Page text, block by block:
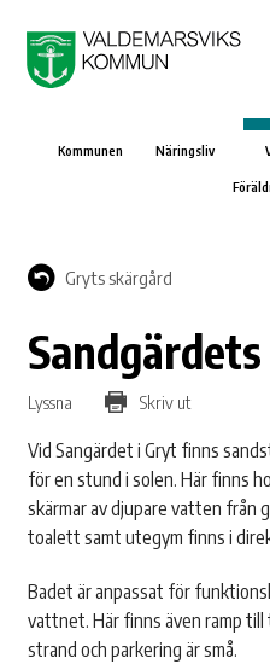
Kommunen Näringsliv
Gryts skärgård
Lyssna Skriv ut
Vid Sangärdet i Gryt finns
för en stund i solen. Här finns
skärmar av djupare vatten från
toalett samt utegym finns i
Badet är anpassat för
vattnet. Här finns även ramp
strand och parkering är små.